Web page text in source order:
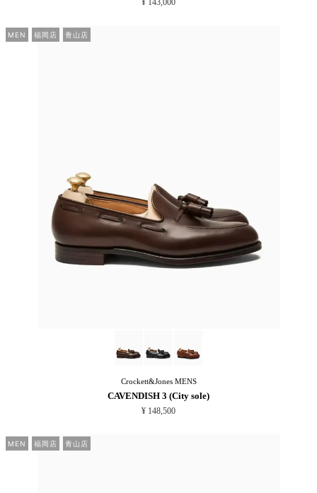
MEN 福岡店 青山店
Crockett&JonesMENS
CAVENDISH 3 (City sole)
¥ 148,500
MEN 福岡店 青山店